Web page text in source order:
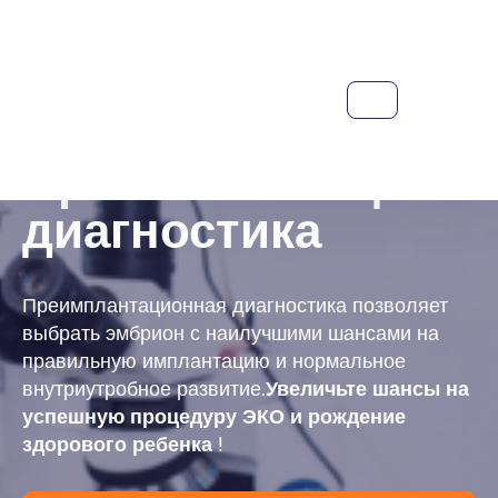
диагностика
Преимплантационная диагностика позволяет
выбрать эмбрион с наилучшими шансами на
правильную имплантацию и нормальное
внутриутробное развитие.Увеличьте шансы на
успешную процедуру ЭКО и рождение
здорового ребенка !